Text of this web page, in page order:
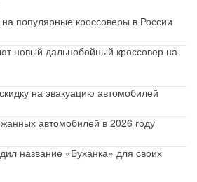
популярные кроссоверы в России
новый дальнобойный кроссовер на
на эвакуацию автомобилей
автомобилей в 2026 году
название «Буханка» для своих